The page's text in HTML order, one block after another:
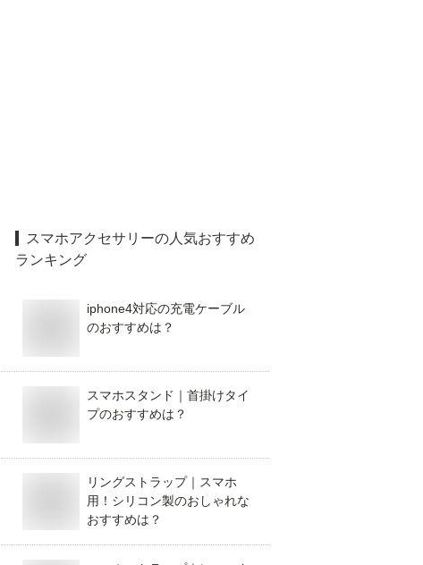
スマホアクセサリーの人気おすすめ
ランキング
iphone4対応の充電ケーブル
のおすすめは？
スマホスタンド｜首掛けタイ
プのおすすめは？
リングストラップ｜スマホ
用！シリコン製のおしゃれな
おすすめは？